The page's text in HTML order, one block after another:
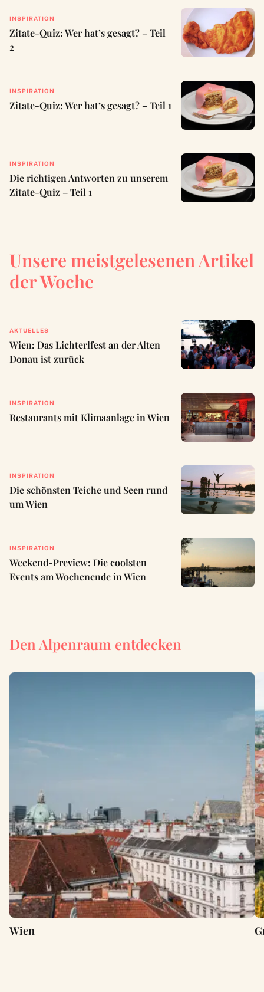
INSPIRATION
Zitate-Quiz: Wer hat’s gesagt? – Teil
2
INSPIRATION
Zitate-Quiz: Wer hat’s gesagt? – Teil 1
INSPIRATION
Die richtigen Antworten zu unserem
Zitate-Quiz – Teil 1
Unsere meistgelesenen Artikel
der Woche
AKTUELLES
Wien: Das Lichterlfest an der Alten
Donau ist zurück
INSPIRATION
Restaurants mit Klimaanlage in Wien
INSPIRATION
Die schönsten Teiche und Seen rund
um Wien
INSPIRATION
Weekend-Preview: Die coolsten
Events am Wochenende in Wien
Den Alpenraum entdecken
Wien